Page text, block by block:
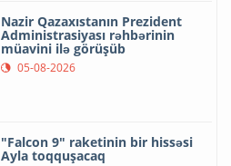
Nazir Qazaxıstanın Prezident
Administrasiyası rəhbərinin
müavini ilə görüşüb
05-08-2026
"Falcon 9" raketinin bir hissəsi
Ayla toqquşacaq